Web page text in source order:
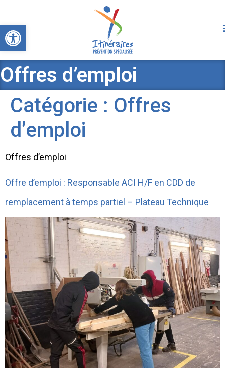
Ouvrir la barre d’outils
Offres d’emploi
Catégorie : Offres
d’emploi
Offres d’emploi
Offre d’emploi : Responsable ACI H/F en CDD de
remplacement à temps partiel – Plateau Technique